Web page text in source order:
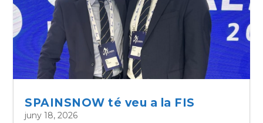
SPAINSNOW té veu a la FIS
juny 18, 2026